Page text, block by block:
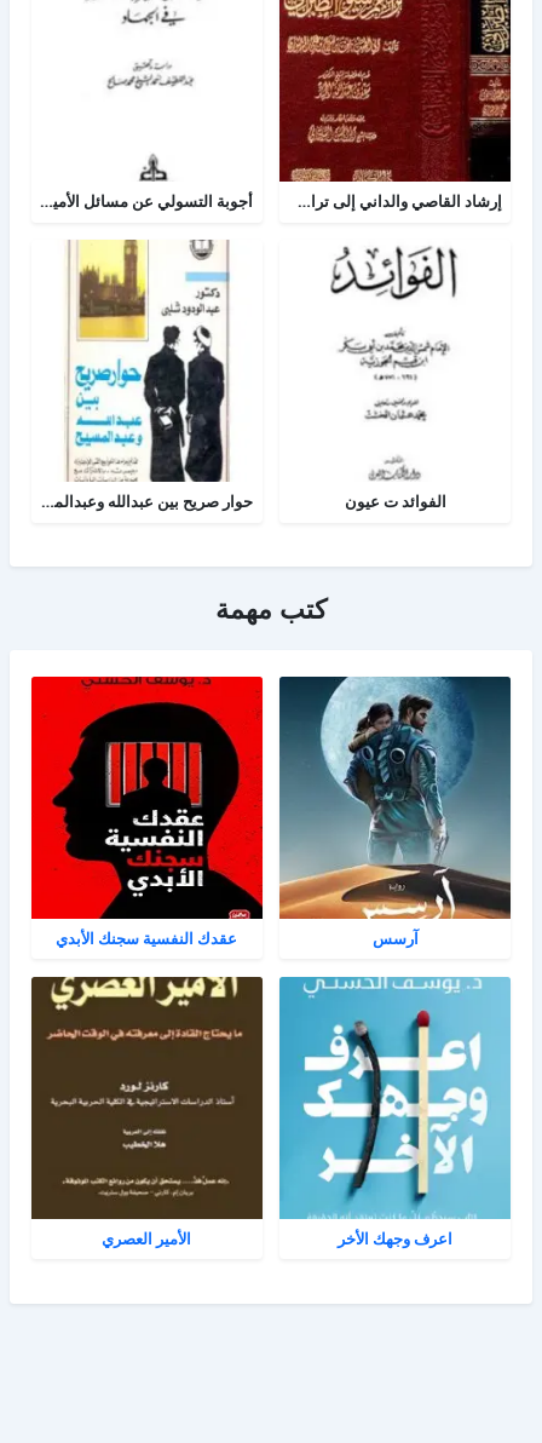
إرشاد القاصي والداني إلى تراجم شيوخ الطبراني أجوبة التسولي عن مسائل الأمير عبد القادر في الجهاد
الفوائد ت عيون حوار صريح بين عبدالله وعبدالمسيح
كتب مهمة
آرسس عقدك النفسية سجنك الأبدي
اعرف وجهك الأخر الأمير العصري